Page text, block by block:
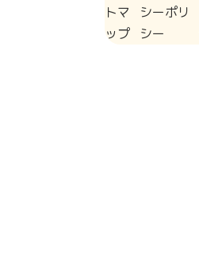
トマ
ップ
シーポリ
シー